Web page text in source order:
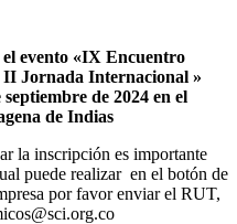
evento «IX Encuentro
II Jornada Internacional »
septiembre de 2024 en el
de Indias
la inscripción es importante
puede realizar en el botón de
por favor enviar el RUT,